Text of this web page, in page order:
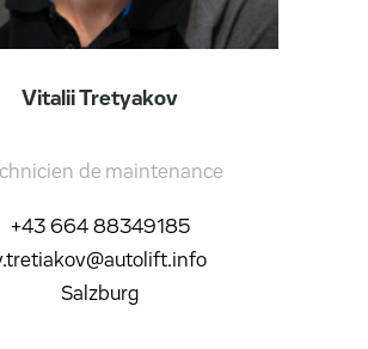
Vitalii Tretyakov
de maintenance
+43 664 88349185
Salzburg